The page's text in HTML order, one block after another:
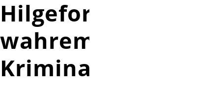
Hilgefort lesen aus
wahrem
Kriminalfall